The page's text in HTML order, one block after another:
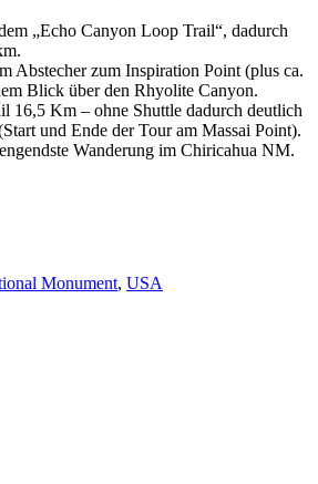
„Echo Canyon Loop Trail“, dadurch
Abstecher zum Inspiration Point (plus ca.
Blick über den Rhyolite Canyon.
16,5 Km – ohne Shuttle dadurch deutlich
und Ende der Tour am Massai Point).
Wanderung im Chiricahua NM.
Monument, USA